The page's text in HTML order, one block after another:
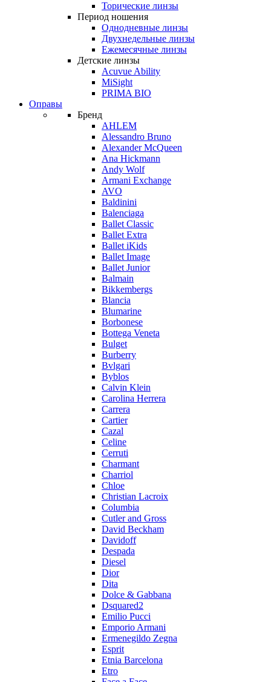
Торические линзы
Период ношения
Однодневные линзы
Двухнедельные линзы
Ежемесячные линзы
Детские линзы
Acuvue Ability
MiSight
PRIMA BIO
Оправы
Бренд
AHLEM
Alessandro Bruno
Alexander McQueen
Ana Hickmann
Andy Wolf
Armani Exchange
AVO
Baldinini
Balenciaga
Ballet Classic
Ballet Extra
Ballet iKids
Ballet Image
Ballet Junior
Balmain
Bikkembergs
Blancia
Blumarine
Borbonese
Bottega Veneta
Bulget
Burberry
Bvlgari
Byblos
Calvin Klein
Carolina Herrera
Carrera
Cartier
Cazal
Celine
Cerruti
Charmant
Charriol
Chloe
Christian Lacroix
Columbia
Cutler and Gross
David Beckham
Davidoff
Despada
Diesel
Dior
Dita
Dolce & Gabbana
Dsquared2
Emilio Pucci
Emporio Armani
Ermenegildo Zegna
Esprit
Etnia Barcelona
Etro